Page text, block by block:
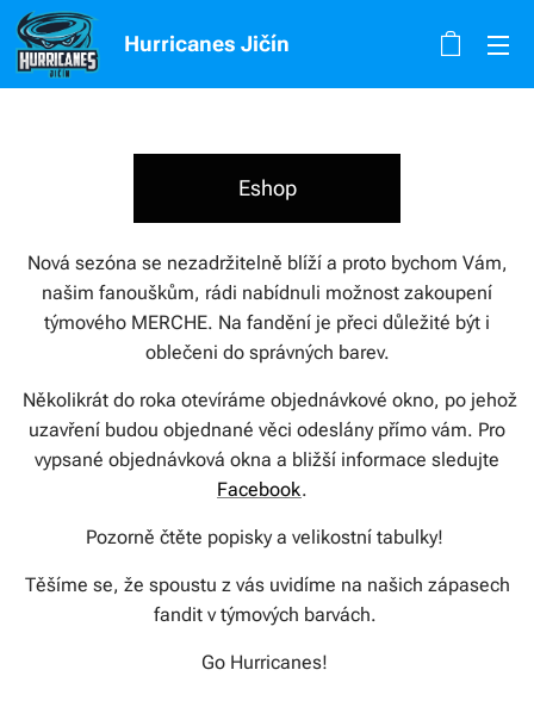
Hurricanes Jičín
Eshop
Nová sezóna se nezadržitelně blíží a proto bychom Vám,
našim fanouškům, rádi nabídnuli možnost zakoupení
týmového MERCHE. Na fandění je přeci důležité být i
oblečeni do správných barev.
Několikrát do roka otevíráme objednávkové okno, po jehož
uzavření budou objednané věci odeslány přímo vám. Pro
vypsané objednávková okna a bližší informace sledujte
Facebook.
Pozorně čtěte popisky a velikostní tabulky!
Těšíme se, že spoustu z vás uvidíme na našich zápasech
fandit v týmových barvách.
Go Hurricanes!